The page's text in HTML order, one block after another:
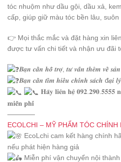
tóc nhuộm như dầu gội, dầu xả,
cấp, giúp giữ màu tóc bền lâu, suôn
👉 Mọi thắc mắc và đặt hàng xin
được tư vấn chi tiết và nhận ưu đãi
𝑩𝒂̣𝒏 𝒄𝒂̂̀𝒏 𝒉𝒐̂̃ 𝒕𝒓𝒐̛̣, 𝒕𝒖̛ 𝒗𝒂̂́𝒏 𝒕𝒉𝒆̂𝒎 𝒗𝒆̂̀
𝑩𝒂̣𝒏 𝒄𝒂̂̀𝒏 𝒕𝒊̀𝒎 𝒉𝒊𝒆̂̉𝒖 𝒄𝒉𝒊́𝒏𝒉 𝒔𝒂́𝒄𝒉 đ𝒂̣𝒊
𝐇𝐚̃𝐲 𝐥𝐢𝐞̂𝐧 𝐡𝐞̣̂ 𝟎𝟗𝟐.𝟐𝟗𝟎.𝟓𝟓𝟓𝟓
𝐦𝐢𝐞̂̃𝐧 𝐩𝐡𝐢́
————
ECOLCHI – MỸ PHẨM TÓC CHÍNH
EcoLchi cam kết hàng chính
nếu phát hiện hàng giả
Miễn phí vận chuyển nội